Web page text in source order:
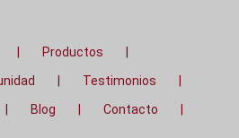
Productos
Testimonios
Blog
Contacto